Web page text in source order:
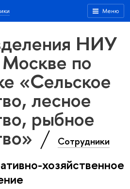
Меню
НИУ
по
«Сельское
лесное
рыбное
Сотрудники
хозяйственное